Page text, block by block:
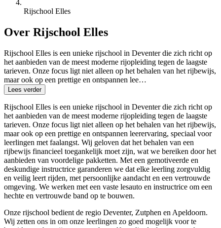
Rijschool Elles
Over Rijschool Elles
Rijschool Elles is een unieke rijschool in Deventer die zich richt op
het aanbieden van de meest moderne rijopleiding tegen de laagste
tarieven. Onze focus ligt niet alleen op het behalen van het rijbewijs,
maar ook op een prettige en ontspannen lee…
Lees verder
Rijschool Elles is een unieke rijschool in Deventer die zich richt op
het aanbieden van de meest moderne rijopleiding tegen de laagste
tarieven. Onze focus ligt niet alleen op het behalen van het rijbewijs,
maar ook op een prettige en ontspannen leerervaring, speciaal voor
leerlingen met faalangst. Wij geloven dat het behalen van een
rijbewijs financieel toegankelijk moet zijn, wat we bereiken door het
aanbieden van voordelige pakketten. Met een gemotiveerde en
deskundige instructrice garanderen we dat elke leerling zorgvuldig
en veilig leert rijden, met persoonlijke aandacht en een vertrouwde
omgeving. We werken met een vaste lesauto en instructrice om een
hechte en vertrouwde band op te bouwen.
Onze rijschool bedient de regio Deventer, Zutphen en Apeldoorn.
Wij zetten ons in om onze leerlingen zo goed mogelijk voor te